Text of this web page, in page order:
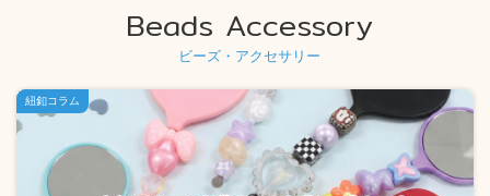
Beads Accessory
ビーズ・アクセサリー
紐釦コラム